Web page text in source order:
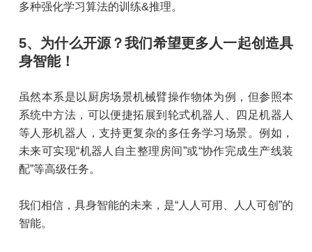
多种强化学习算法的训练&推理。
5、为什么开源？我们希望更多人一起创造具
身智能！
虽然本系是以厨房场景机械臂操作物体为例，但参照本
系统中方法，可以便捷拓展到轮式机器人、四足机器人
等人形机器人，支持更复杂的多任务学习场景。例如，
未来可实现“机器人自主整理房间”或“协作完成生产线装
配”等高级任务。
我们相信，具身智能的未来，是“人人可用、人人可创”的
智能。